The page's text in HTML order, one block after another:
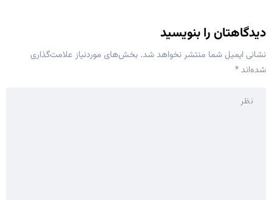
دیدگاهتان را بنویسید
نشانی ایمیل شما منتشر نخواهد شد. بخش‌های موردنیاز علامت‌گذاری
شده‌اند*